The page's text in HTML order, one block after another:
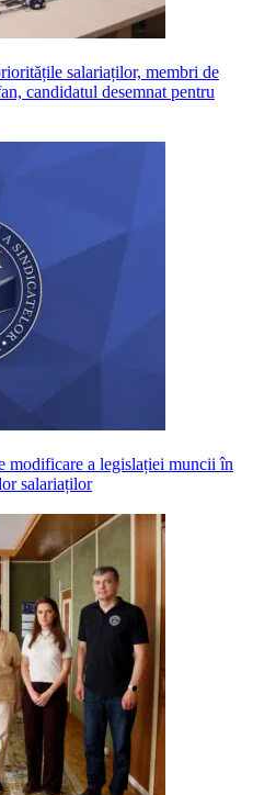
salariaților, membri de
candidatul desemnat pentru
modificare a legislației muncii în
salariaților